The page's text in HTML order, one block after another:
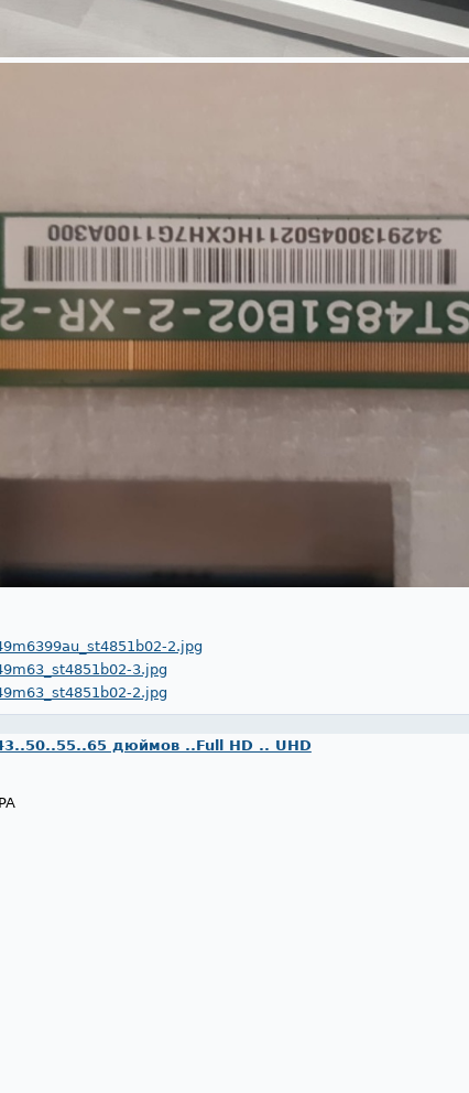
2.jpg
3.jpg
2.jpg
дюймов ..Full HD .. UHD